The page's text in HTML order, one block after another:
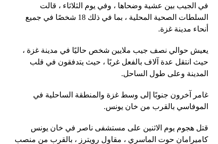
في الجيب بين عشية وضحاها ، وفي يوم الثلاثاء ، قالت
السلطات الصحية المحلية ، بما في ذلك 18 شخصًا في جميع
أنحاء مدينة غزة.
يعيش حوالي نصف جيب ملايين شخص حاليًا في مدينة غزة ،
حيث انتقل عدة آلاف بالفعل غربًا ، حيث يتدفقون في قلب
المدينة وعلى طول الساحل.
غامر آخرون جنوبًا إلى وسط غزة والمنطقة الساحلية في
الموفاسي بالقرب من خان يونس.
قتل هجوم يوم الاثنين على مستشفى ناصر في خان يونس
كاميرامان حوت الماسري ، مقاول رويترز ، بالقرب من منصب